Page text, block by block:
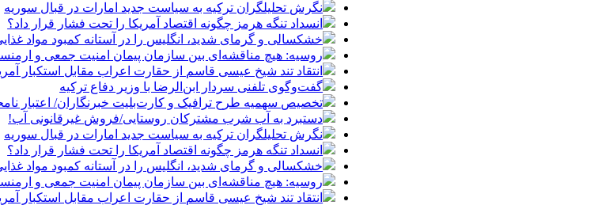
نگرش تحلیلگران ترکیه به سیاست جدید امارات در قبال سوریه
انسداد تنگه هرمز چگونه اقتصاد آمریکا را تحت فشار قرار داد؟
خشکسالی و گرمای شدید، انگلیس را در آستانه کمبود مواد
روسیه: هیچ مناقشه‌ای بین سازمان پیمان امنیت جمعی و
انتقاد تند شیخ عیسی قاسم از حقارت اعراب مقابل استکبار
گفت‌وگوی تلفنی سردار ابن‌الرضا با وزیر دفاع ترکیه
تخصیص سهمیه طرح ترافیک و کارت‌بلیت خبرنگاران/ اعتبار
دستبرد به آب شرب مشترکان روستایی/فروش غیرقانونی آب!
نگرش تحلیلگران ترکیه به سیاست جدید امارات در قبال سوریه
انسداد تنگه هرمز چگونه اقتصاد آمریکا را تحت فشار قرار داد؟
خشکسالی و گرمای شدید، انگلیس را در آستانه کمبود مواد
روسیه: هیچ مناقشه‌ای بین سازمان پیمان امنیت جمعی و
انتقاد تند شیخ عیسی قاسم از حقارت اعراب مقابل استکبار